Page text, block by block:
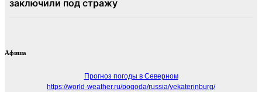
Афиша
Прогноз погоды в Северном
https://world-weather.ru/pogoda/russia/yekaterinburg/